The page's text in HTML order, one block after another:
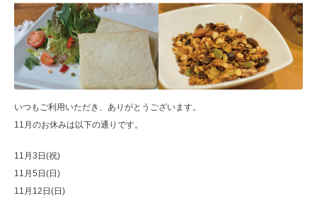
いつもご利用いただき、ありがとうございます。
11月のお休みは以下の通りです。
11月3日(祝)
11月5日(日)
11月12日(日)